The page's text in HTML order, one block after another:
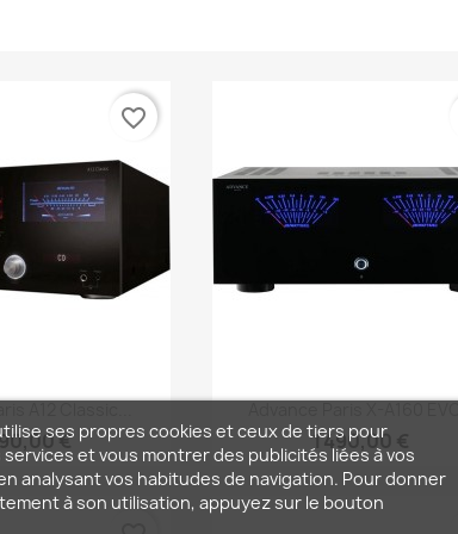
rapide
€
favorite_border
Aperçu rapide
1 490,00 €
ses propres cookies et ceux de tiers pour
et vous montrer des publicités liées à vos
analysant vos habitudes de navigation. Pour donner
à son utilisation, appuyez sur le bouton